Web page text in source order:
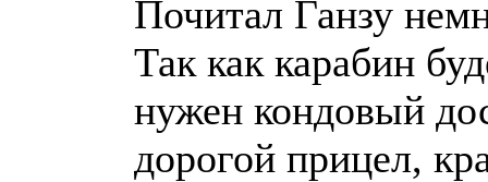
Почитал Ганзу
Так как карабин
нужен кондовый
дорогой прицел,